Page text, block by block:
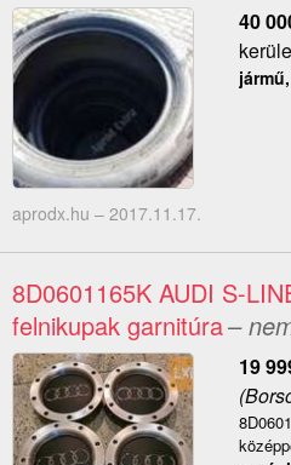
40
aprodx.hu – 2017.11.17.
8D0601165K AUDI S-
felnikupak garnitúra–
19